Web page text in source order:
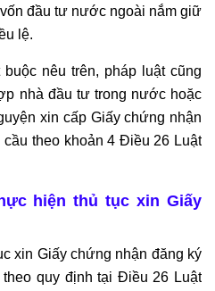
đầu tư nước ngoài nắm giữ
lệ.
nêu trên, pháp luật cũng
nhà đầu tư trong nước hoặc
xin cấp Giấy chứng nhận
theo khoản 4 Điều 26 Luật
hiện thủ tục xin Giấy
xin Giấy chứng nhận đăng ký
quy định tại Điều 26 Luật